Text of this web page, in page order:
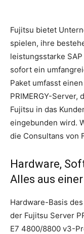
Fujitsu bietet
spielen, ihre
leistungsstarke
sofort ein
Paket umfasst
PRIMERGY-Server,
Fujitsu in das
eingebunden wird.
die Consultans von
Hardware,
Alles aus
Hardware-Basis
der Fujitsu Server
E7 4800/8800 v3-